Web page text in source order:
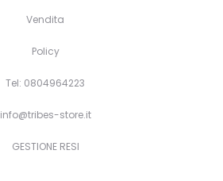
opzioni
essere
scelte
Vendita
Policy
Tel: 0804964223
info@tribes-store.it
GESTIONE RESI